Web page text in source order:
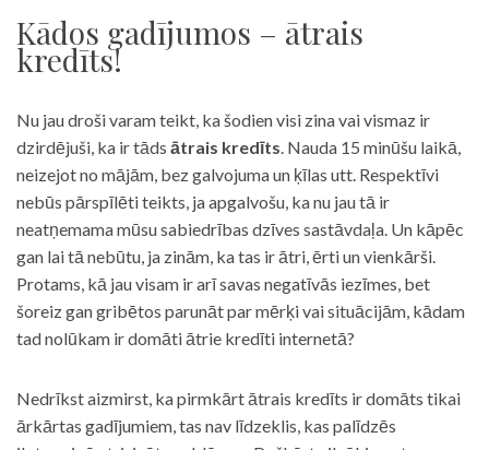
Kādos gadījumos – ātrais
kredīts!
Nu jau droši varam teikt, ka šodien visi zina vai vismaz ir
dzirdējuši, ka ir tāds ātrais kredīts. Nauda 15 minūšu laikā,
neizejot no mājām, bez galvojuma un ķīlas utt. Respektīvi
nebūs pārspīlēti teikts, ja apgalvošu, ka nu jau tā ir
neatņemama mūsu sabiedrības dzīves sastāvdaļa. Un kāpēc
gan lai tā nebūtu, ja zinām, ka tas ir ātri, ērti un vienkārši.
Protams, kā jau visam ir arī savas negatīvās iezīmes, bet
šoreiz gan gribētos parunāt par mērķi vai situācijām, kādam
tad nolūkam ir domāti ātrie kredīti internetā?
Nedrīkst aizmirst, ka pirmkārt ātrais kredīts ir domāts tikai
ārkārtas gadījumiem, tas nav līdzeklis, kas palīdzēs